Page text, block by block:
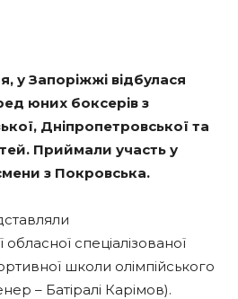
у Запоріжжі відбулася
юних боксерів з
Дніпропетровської та
Приймали участь у
з Покровська.
спеціалізованої
школи олімпійського
– Батіралі Карімов).